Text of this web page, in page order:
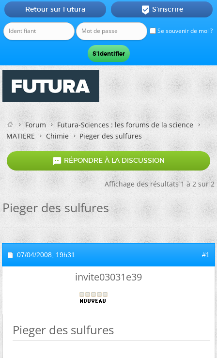
Se souvenir de moi ?
Retour sur Futura  S'inscrire
Forum
Futura-Sciences : les forums de la science
MATIERE
Chimie Pieger des sulfures
 RÉPONDRE À LA DISCUSSION
Affichage des résultats 1 à 2 sur 2
Pieger des sulfures
07/04/2008, 19h31 #1
invite03031e39
Pieger des sulfures